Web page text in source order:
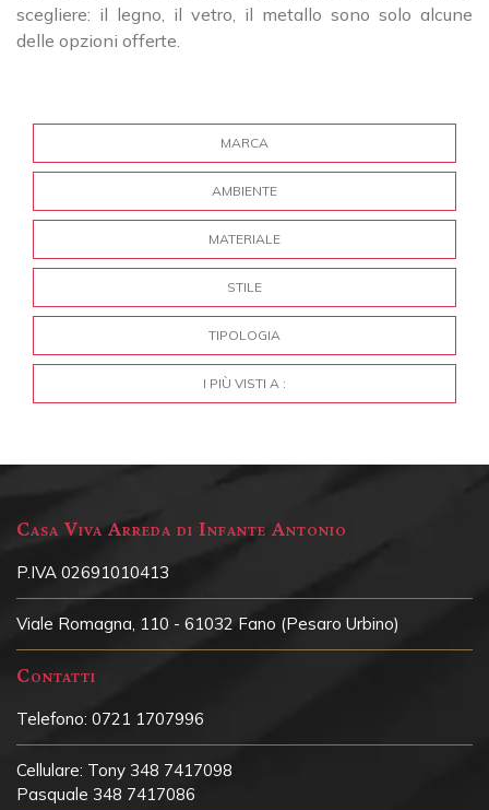
scegliere: il legno, il vetro, il metallo sono solo alcune
delle opzioni offerte.
MARCA
AMBIENTE
MATERIALE
STILE
TIPOLOGIA
I PIÙ VISTI A :
Casa Viva Arreda di Infante Antonio
P.IVA 02691010413
Viale Romagna, 110 - 61032 Fano (Pesaro Urbino)
Contatti
Telefono: 0721 1707996
Cellulare: Tony 348 7417098
Pasquale 348 7417086